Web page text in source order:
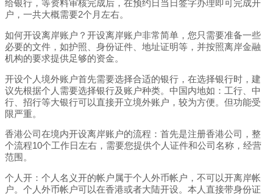
给银行，等资料审核完成后，在预约日当日签字办理即可完成开
户，一共大概需要2个月左右。
如何开设离岸账户？开设离岸账户非常简单，您只需要准备一些
必要的文件，如护照、身份证件、地址证明等，并按照离岸金融
机构的要求提供足够的资金。
开设个人境外账户首先需要选择合适的银行，在选择银行时，建
议先根据个人需要选择银行及账户种类。中国内地如：工行、中
行、招行等大银行可以直接开立境外账户，较为方便。但功能受
限严重。
香港公司在境内开设离岸账户的流程：首先是注册香港公司，整
个流程10个工作日左右，需要您提供个人证件和公司名称，经营
范围。
个人开：个人名义开的帐户属于个人外币帐户，不可以开离岸帐
户。个人外币帐户可以在香港或者大陆开设。本人直接带身份证